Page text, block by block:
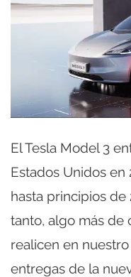
El Tesla Model 3
Estados Unidos en
hasta principios de
tanto, algo más de
realicen en
entregas de la